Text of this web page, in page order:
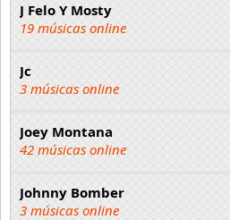
J Felo Y Mosty
19 músicas online
Jc
3 músicas online
Joey Montana
42 músicas online
Johnny Bomber
3 músicas online